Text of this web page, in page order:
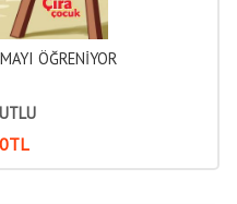
ÖĞRENİYOR
TL